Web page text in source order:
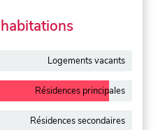
Logements vacants
Résidences principales
Résidences secondaires